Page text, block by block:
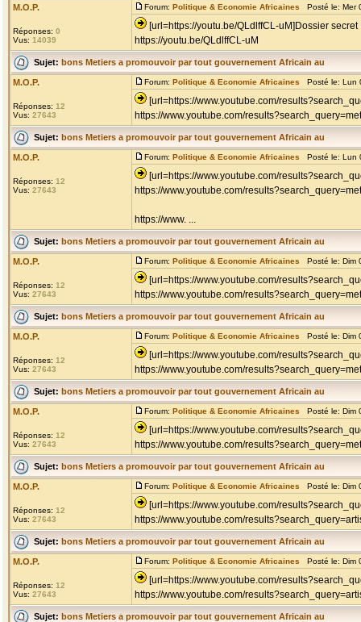
M.O.P.
Réponses: 0
Vus: 14039
Forum: Politique & Economie Africaines Posté le: Mer
[url=https://youtu.be/QLdlffCL-uM]Dossier
https://youtu.be/QLdlffCL-uM
Sujet: bons Metiers a promouvoir par tout gouvernement Africain au
M.O.P.
Réponses: 12
Vus: 27643
Forum: Politique & Economie Africaines Posté le: Lun
[url=https://www.youtube.com/
https://www.youtube.com/
Sujet: bons Metiers a promouvoir par tout gouvernement Africain au
M.O.P.
Réponses: 12
Vus: 27643
Forum: Politique & Economie Africaines Posté le: Lun
[url=https://www.youtube.com/
https://www.youtube.com/
https://www. ...
Sujet: bons Metiers a promouvoir par tout gouvernement Africain au
M.O.P.
Réponses: 12
Vus: 27643
Forum: Politique & Economie Africaines Posté le: Dim
[url=https://www.youtube.com/
https://www.youtube.com/
Sujet: bons Metiers a promouvoir par tout gouvernement Africain au
M.O.P.
Réponses: 12
Vus: 27643
Forum: Politique & Economie Africaines Posté le: Dim
[url=https://www.youtube.com/
https://www.youtube.com/
Sujet: bons Metiers a promouvoir par tout gouvernement Africain au
M.O.P.
Réponses: 12
Vus: 27643
Forum: Politique & Economie Africaines Posté le: Dim
[url=https://www.youtube.com/
https://www.youtube.com/
Sujet: bons Metiers a promouvoir par tout gouvernement Africain au
M.O.P.
Réponses: 12
Vus: 27643
Forum: Politique & Economie Africaines Posté le: Dim
[url=https://www.youtube.com/
https://www.youtube.com/
Sujet: bons Metiers a promouvoir par tout gouvernement Africain au
M.O.P.
Réponses: 12
Vus: 27643
Forum: Politique & Economie Africaines Posté le: Dim
[url=https://www.youtube.com/
https://www.youtube.com/
Sujet: bons Metiers a promouvoir par tout gouvernement Africain au